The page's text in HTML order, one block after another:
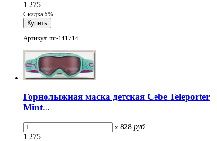
1 275
Скидка 5%
Артикул: mt-141714
Горнолыжная маска детская Cebe Teleporter
Mint...
x 828 руб
1 275